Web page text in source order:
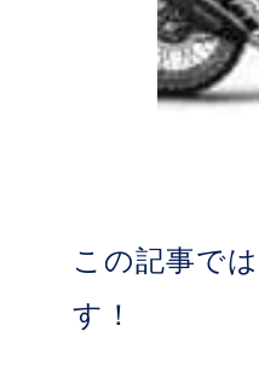
この記事では
す！